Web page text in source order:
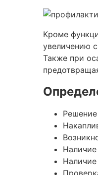
Кроме
увеличению
Также при